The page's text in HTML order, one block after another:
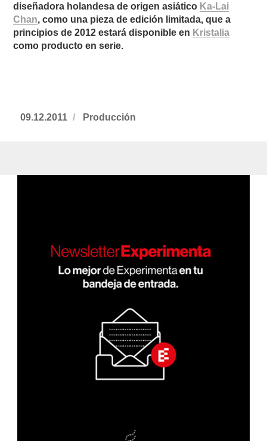
diseñadora holandesa de origen asiático Ka-Lai
Chan, como una pieza de edición limitada, que a
principios de 2012 estará disponible en Kristalia
como producto en serie.
Publicado
09.12.2011 https://www.experimenta.es/author/
Producción